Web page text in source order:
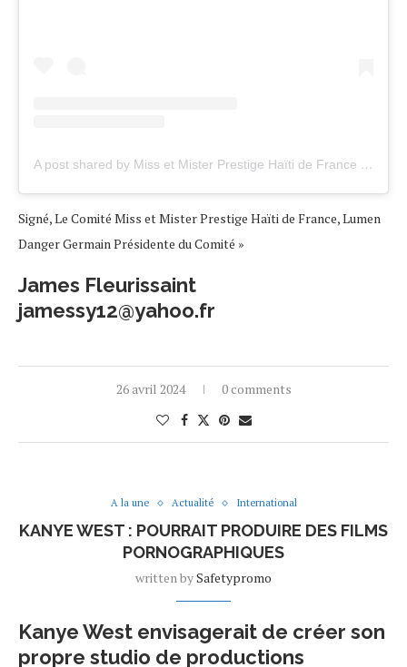
A post shared by Miss et Mister Prestige Haïti de France (@missmisterhaitiprestige)
Signé, Le Comité Miss et Mister Prestige Haïti de France, Lumen
Danger Germain Présidente du Comité »
James Fleurissaint
jamessy12@yahoo.fr
26 avril 2024 0 comments
A la une Actualité International
KANYE WEST : POURRAIT PRODUIRE DES FILMS
PORNOGRAPHIQUES
written bySafetypromo
Kanye West envisagerait de créer son
propre studio de productions